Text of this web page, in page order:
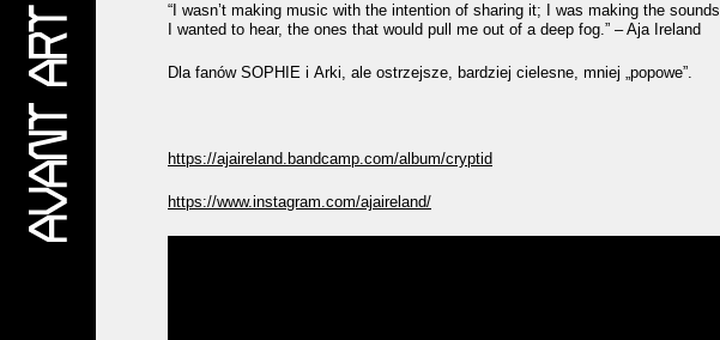
“I wasn’t making music with the intention of sharing it; I was making the sounds
I wanted to hear, the ones that would pull me out of a deep fog.” – Aja Ireland
Dla fanów SOPHIE i Arki, ale ostrzejsze, bardziej cielesne, mniej „popowe”.
https://ajaireland.bandcamp.com/album/cryptid
https://www.instagram.com/ajaireland/